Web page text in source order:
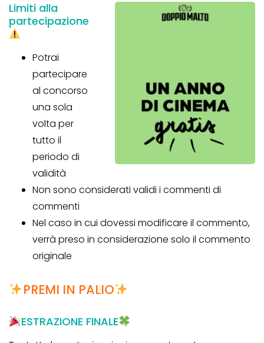
Limiti alla
partecipazione
Potrai
partecipare
al concorso
una sola
volta per
tutto il
periodo di
validità
Non sono considerati validi i commenti di
commenti
Nel caso in cui dovessi modificare il commento,
verrà preso in considerazione solo il commento
originale
PREMI IN PALIO
ESTRAZIONE FINALE